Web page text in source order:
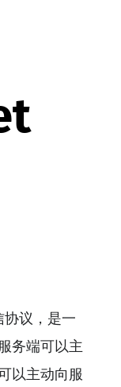
议，是一
务端可以主
以主动向服